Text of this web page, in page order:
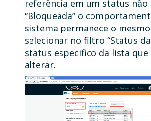
referência em um status não
“Bloqueada” o
sistema permanece o
selecionar no filtro “Status
status especifico da lista que
alterar.